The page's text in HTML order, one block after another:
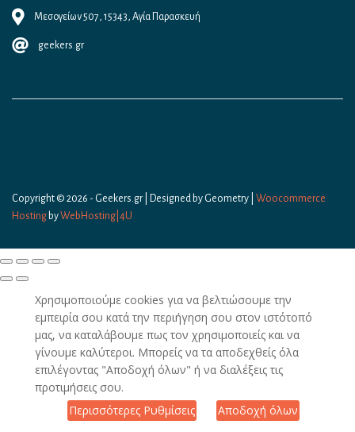
Μεσογείων 507, 15343, Αγία Παρασκευή
geekers.gr
Copyright © 2026 - Geekers.gr | Designed by Geometry
Woocommerce
Hosting byWebHosting|4U
Χρησιμοποιούμε cookies για να βελτιώσουμε την
εμπειρία σου κατά την περιήγηση σου στον ιστότοπό
μας, να καταλάβουμε πως τον χρησιμοποιείς και να
γίνουμε καλύτεροι. Μπορείς να τα αποδεχθείς όλα
επιλέγοντας "Αποδοχή όλων" ή να διαλέξεις τις
προτιμήσεις σου.
Περισσότερες Ρυθμίσεις
Αποδοχή όλων